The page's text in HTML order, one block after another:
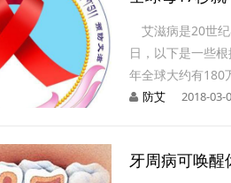
艾滋病是20世
日，以下是一些
年全球大约有180
防艾 2018-03-
牙周病可唤醒